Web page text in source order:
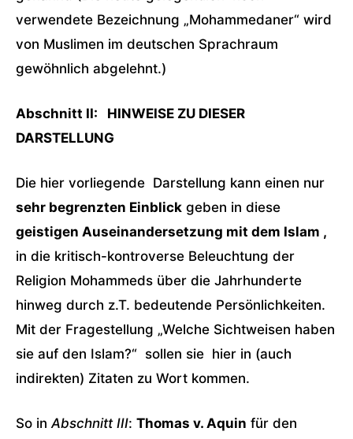
verwendete Bezeichnung „Mohammedaner“ wird
von Muslimen im deutschen Sprachraum
gewöhnlich abgelehnt.)
Abschnitt II: HINWEISE ZU DIESER
DARSTELLUNG
Die hier vorliegende Darstellung kann einen nur
sehr begrenzten Einblick geben in diese
geistigen Auseinandersetzung mit dem Islam ,
in die kritisch-kontroverse Beleuchtung der
Religion Mohammeds über die Jahrhunderte
hinweg durch z.T. bedeutende Persönlichkeiten.
Mit der Fragestellung „Welche Sichtweisen haben
sie auf den Islam?“ sollen sie hier in (auch
indirekten) Zitaten zu Wort kommen.
So inAbschnitt III: Thomas v. Aquin für den